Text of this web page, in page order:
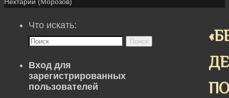
Что искать:
Поиск
Вход для
зарегистрированных
пользователей